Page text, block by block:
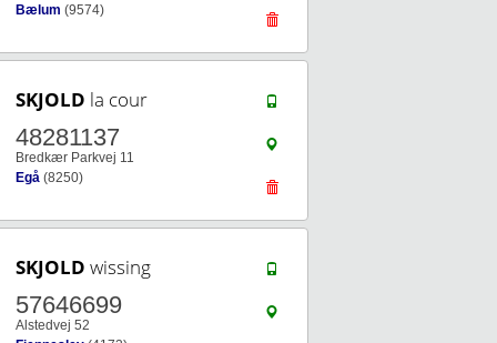
Bælum (9574)
SKJOLD la cour
48281137
Bredkær Parkvej 11
Egå (8250)
SKJOLD wissing
57646699
Alstedvej 52